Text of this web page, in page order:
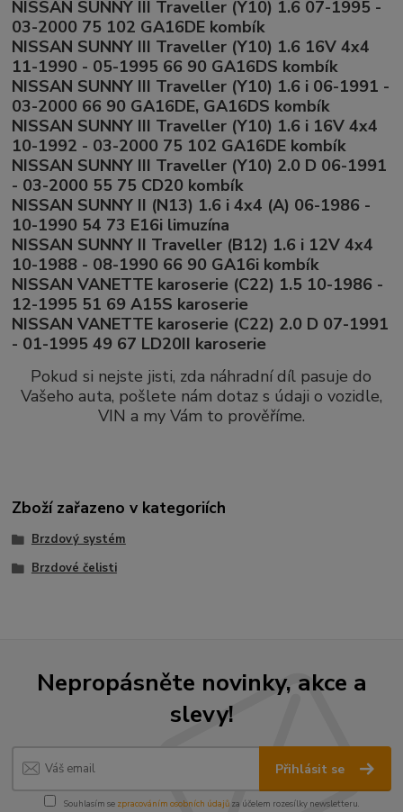
NISSAN SUNNY III Traveller (Y10) 1.6 07-1995 -
03-2000 75 102 GA16DE kombík
NISSAN SUNNY III Traveller (Y10) 1.6 16V 4x4
11-1990 - 05-1995 66 90 GA16DS kombík
NISSAN SUNNY III Traveller (Y10) 1.6 i 06-1991 -
03-2000 66 90 GA16DE, GA16DS kombík
NISSAN SUNNY III Traveller (Y10) 1.6 i 16V 4x4
10-1992 - 03-2000 75 102 GA16DE kombík
NISSAN SUNNY III Traveller (Y10) 2.0 D 06-1991
- 03-2000 55 75 CD20 kombík
NISSAN SUNNY II (N13) 1.6 i 4x4 (A) 06-1986 -
10-1990 54 73 E16i limuzína
NISSAN SUNNY II Traveller (B12) 1.6 i 12V 4x4
10-1988 - 08-1990 66 90 GA16i kombík
NISSAN VANETTE karoserie (C22) 1.5 10-1986 -
12-1995 51 69 A15S karoserie
NISSAN VANETTE karoserie (C22) 2.0 D 07-1991
- 01-1995 49 67 LD20II karoserie
Pokud si nejste jisti, zda náhradní díl pasuje do
Vašeho auta, pošlete nám dotaz s údaji o vozidle,
VIN a my Vám to prověříme.
Zboží zařazeno v kategoriích
Brzdový systém
Brzdové čelisti
Nepropásněte novinky, akce a
slevy!
Přihlásit se
Souhlasím se zpracováním osobních údajůza účelem rozesílky newsletteru.